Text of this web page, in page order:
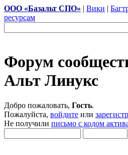
ООО «Базальт СПО» | Вики |
ресурсам
Форум
Альт Линукс
Добро пожаловать, Гость.
Пожалуйста, войдите или
Не получили письмо с кодом